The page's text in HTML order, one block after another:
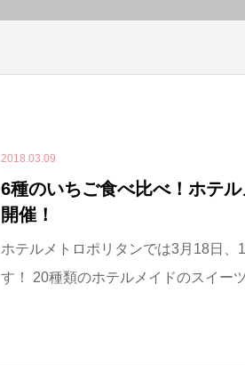
2018.03.09
6種のいちご食べ比べ！ホテ
開催！
ホテルメトロポリタンでは3月18日
す！ 20種類のホテルメイドのスイー